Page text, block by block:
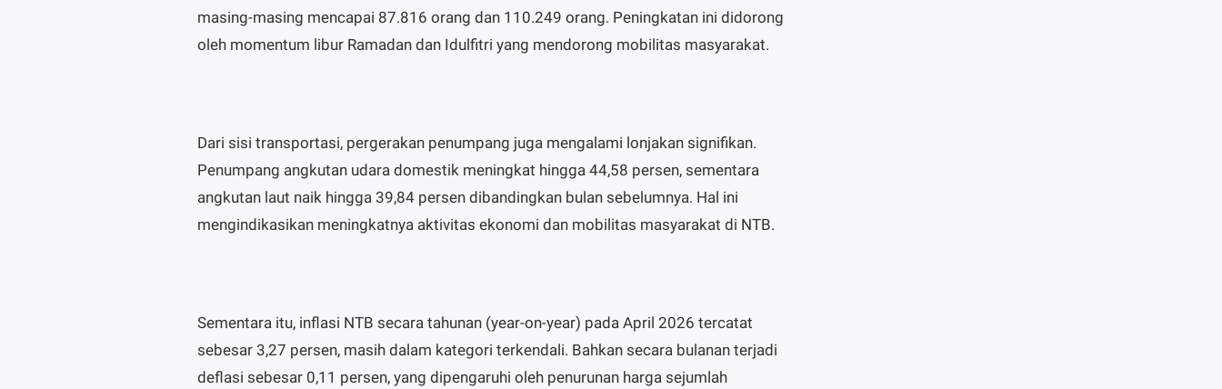
masing-masing mencapai 87.816 orang dan 110.249 orang. Peningkatan ini didorong
oleh momentum libur Ramadan dan Idulfitri yang mendorong mobilitas masyarakat.
Dari sisi transportasi, pergerakan penumpang juga mengalami lonjakan signifikan.
Penumpang angkutan udara domestik meningkat hingga 44,58 persen, sementara
angkutan laut naik hingga 39,84 persen dibandingkan bulan sebelumnya. Hal ini
mengindikasikan meningkatnya aktivitas ekonomi dan mobilitas masyarakat di NTB.
Sementara itu, inflasi NTB secara tahunan (year-on-year) pada April 2026 tercatat
sebesar 3,27 persen, masih dalam kategori terkendali. Bahkan secara bulanan terjadi
deflasi sebesar 0,11 persen, yang dipengaruhi oleh penurunan harga sejumlah